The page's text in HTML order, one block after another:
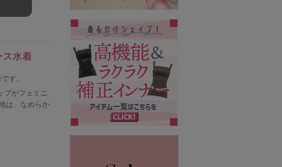
ス水着
す。
プがフェミニ
は、なめらか